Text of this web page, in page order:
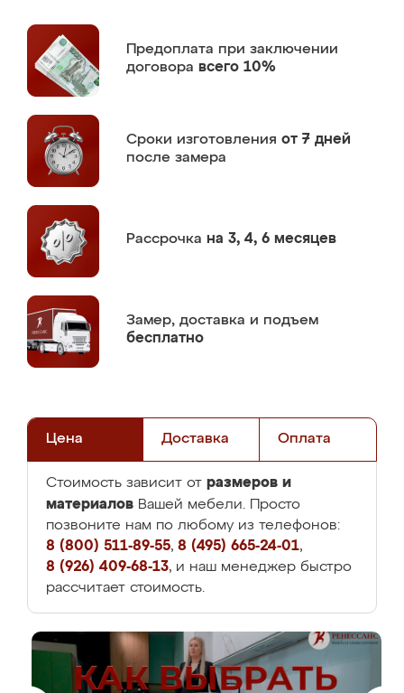
Предоплата при заключении
договора всего 10%
Сроки изготовления от 7 дней
после замера
Рассрочка на 3, 4, 6 месяцев
Замер, доставка и подъем
бесплатно
Цена Доставка Оплата
Стоимость зависит от размеров и
материалов Вашей мебели. Просто
позвоните нам по любому из телефонов:
8 (800) 511-89-55, 8 (495) 665-24-01,
8 (926) 409-68-13, и наш менеджер быстро
рассчитает стоимость.